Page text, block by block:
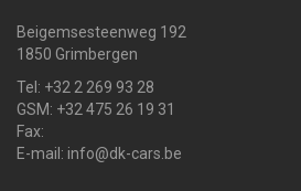
Beigemsesteenweg 192
1850 Grimbergen
Tel: +32 2 269 93 28
GSM: +32 475 26 19 31
Fax:
E-mail: info@dk-cars.be